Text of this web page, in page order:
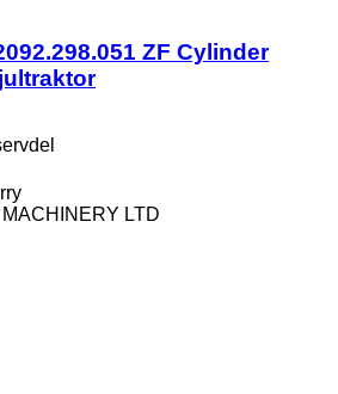
ZF Cylinder
LTD